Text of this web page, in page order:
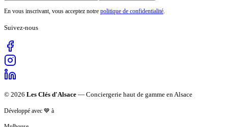
En vous inscrivant, vous acceptez notre politique de confidentialité.
Suivez-nous
© 2026 Les Clés d'Alsace — Conciergerie haut de gamme en Alsace
Développé avec 💙 à